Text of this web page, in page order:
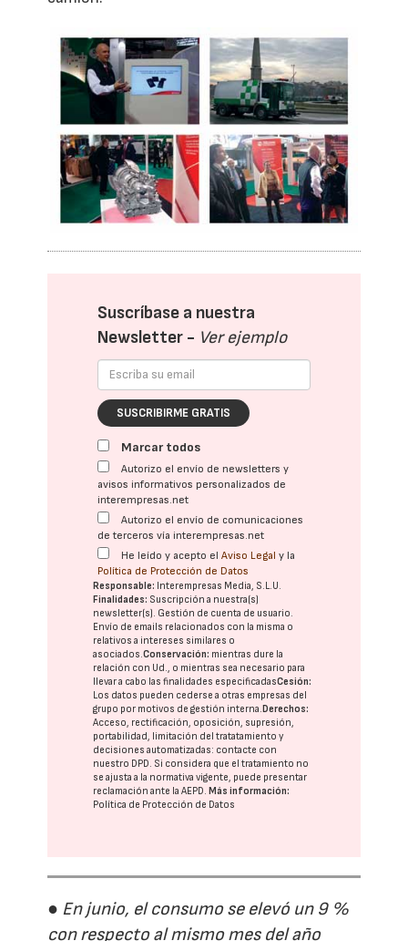
Suscríbase a nuestra
Newsletter - Ver ejemplo
SUSCRIBIRME GRATIS
Marcar todos
Autorizo el envío de newsletters y
avisos informativos personalizados de
interempresas.net
Autorizo el envío de comunicaciones
de terceros vía interempresas.net
He leído y acepto elAviso Legal y la
Política de Protección de Datos
Responsable: Interempresas Media, S.L.U.
Finalidades: Suscripción a nuestra(s)
newsletter(s). Gestión de cuenta de usuario.
Envío de emails relacionados con la misma o
relativos a intereses similares o
asociados.Conservación: mientras dure la
relación con Ud., o mientras sea necesario para
llevar a cabo las finalidades especificadasCesión:
Los datos pueden cederse a otras empresas del
grupo por motivos de gestión interna.Derechos:
Acceso, rectificación, oposición, supresión,
portabilidad, limitación del tratatamiento y
decisiones automatizadas: contacte con
nuestro DPD . Si considera que el tratamiento no
se ajusta a la normativa vigente, puede presentar
reclamación ante laAEPD .Más información:
Política de Protección de Datos
● En junio, el consumo se elevó un 9 %
con respecto al mismo mes del año